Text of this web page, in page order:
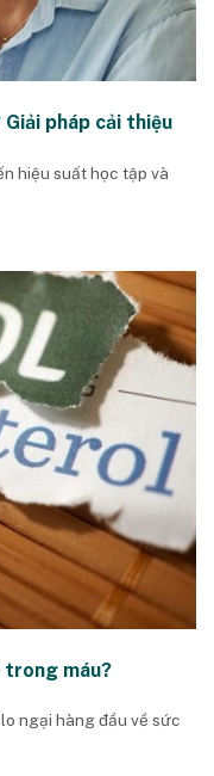
pháp cải thiệu
hiệu suất học tập và
máu?
ngại hàng đầu về sức